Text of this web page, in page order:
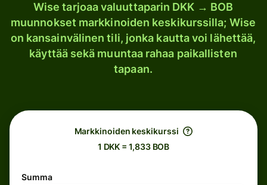
Wise tarjoaa valuuttaparin DKK → BOB
muunnokset markkinoiden keskikurssilla; Wise
on kansainvälinen tili, jonka kautta voi lähettää,
käyttää sekä muuntaa rahaa paikallisten
tapaan.
Markkinoiden keskikurssi
1 DKK = 1,833 BOB
Summa